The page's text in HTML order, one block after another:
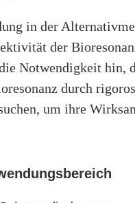
in der
der
Notwendigkeit hin,
durch
um ihre